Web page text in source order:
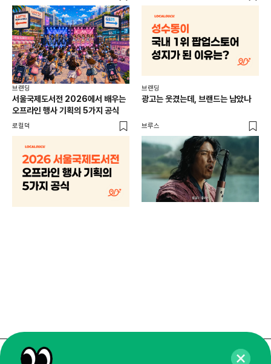
브랜딩
서울국제도서전 2026에서 배우는
오프라인 행사 기획의 5가지 공식
로컬덕
브랜딩
광고는 웃겼는데, 브랜드는 남았나
브루스